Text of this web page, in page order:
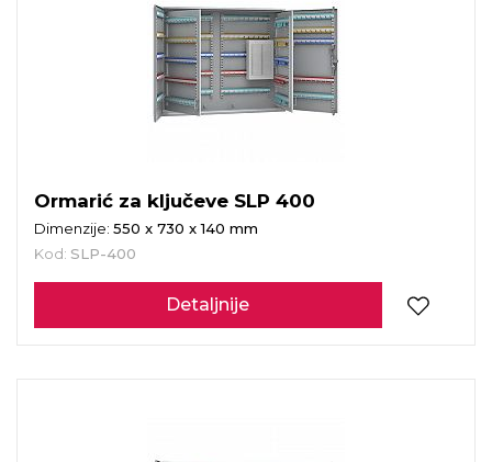
Ormarić za ključeve SLP 400
Dimenzije: 550 x 730 x 140 mm
Kod: SLP-400
Detaljnije